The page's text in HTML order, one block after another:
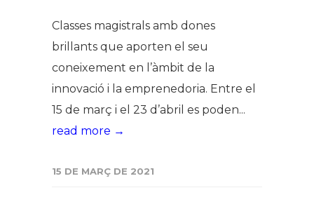
Classes magistrals amb dones
brillants que aporten el seu
coneixement en l’àmbit de la
innovació i la emprenedoria. Entre el
15 de març i el 23 d’abril es poden...
read more →
15 DE MARÇ DE 2021